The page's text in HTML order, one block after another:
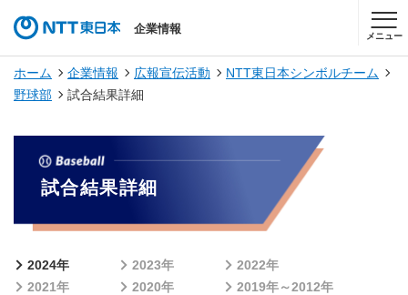
企業情報
メニュー
ホーム 企業情報 広報宣伝活動
NTT東日本シンボルチーム
野球部
試合結果詳細
試合結果詳細
2024年 2023年
2022年
2021年
2020年 2019年～2012年